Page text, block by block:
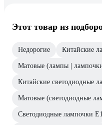
Этот товар из
Недорогие Китайские
Матовые (лампы |
Китайские светодиодные
Матовые (светодиодные
Светодиодные лампочки